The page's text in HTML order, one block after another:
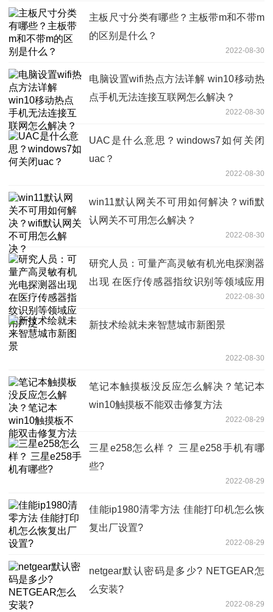
主板尺寸分类有哪些？主板带m和不带m
的区别是什么？
2022-08-30
电脑设置wifi热点方法详解 win10移动热
点手机无法连接互联网怎么解决？
2022-08-30
UAC是什么意思？windows7如何关闭
uac？
2022-08-30
win11默认网关不可用如何解决？wifi默
认网关不可用怎么解决？
2022-08-30
研究人员：可量产高灵敏有机光电探测器
出现 在医疗传感器指纹识别等领域应用
2022-08-30
新技术绘就未来智慧城市新图景
2022-08-30
笔记本触摸板没反应怎么解决？笔记本
win10触摸板不能双击修复方法
2022-08-29
三星e258怎么样？ 三星e258手机有哪
些?
2022-08-29
佳能ip1980清零方法 佳能打印机怎么恢
复出厂设置?
2022-08-29
netgear默认密码是多少? NETGEAR怎
么安装?
2022-08-29